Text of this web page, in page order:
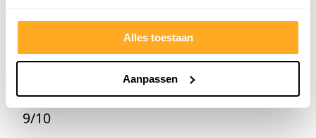
Alles toestaan
Aanpassen
Wat onze klanten zeggen
Onze klanten beoordelen ons met een
9/10